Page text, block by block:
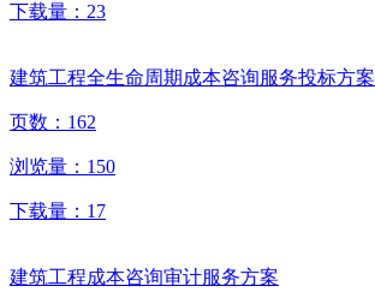
下载量： 23
建筑工程全生命周期成本咨询服务投标方案
页数： 162
浏览量： 150
下载量： 17
建筑工程成本咨询审计服务方案